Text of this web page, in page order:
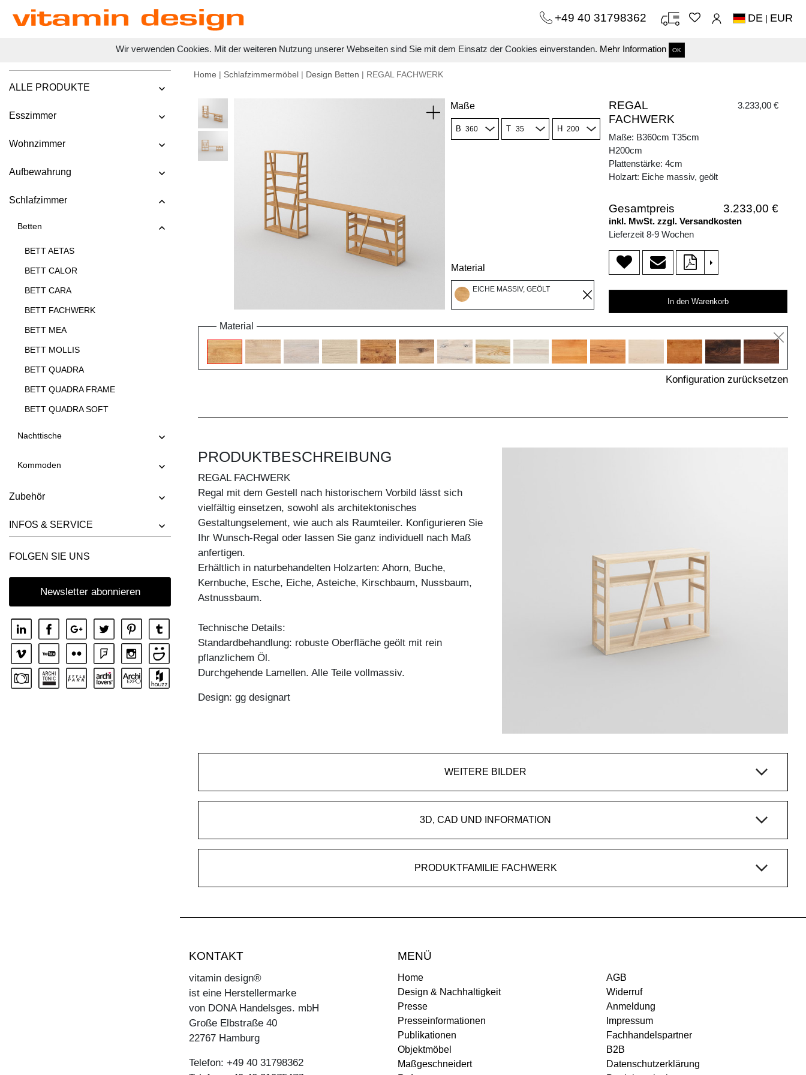
Wir verwenden Cookies. Mit der weiteren Nutzung unserer Webseiten sind Sie mit dem Einsatz der Cookies einverstanden. Mehr Information OK
+49 40 31798362 DE | EUR
ALLE PRODUKTE
Esszimmer
Wohnzimmer
Aufbewahrung
Schlafzimmer
Betten
BETT AETAS
BETT CALOR
BETT CARA
BETT FACHWERK
BETT MEA
BETT MOLLIS
BETT QUADRA
BETT QUADRA FRAME
BETT QUADRA SOFT
BETT TAURUS
Nachttische
Kommoden
Zubehör
INFOS & SERVICE
FOLGEN SIE UNS
Newsletter abonnieren
Home | Schlafzimmermöbel | Design Betten | REGAL FACHWERK
Maße
B T H
Material
EICHE MASSIV, GEÖLT
REGAL
FACHWERK
3.233,00 €
Maße: B360cm T35cm
H200cm
Plattenstärke: 4cm
Holzart: Eiche massiv, geölt
Gesamtpreis 3.233,00 €
inkl. MwSt. zzgl. Versandkosten
Lieferzeit 8-9 Wochen
>
In den Warenkorb
Material
Konfiguration zurücksetzen
PRODUKTBESCHREIBUNG
REGAL FACHWERK
Regal mit dem Gestell nach historischem Vorbild lässt sich
vielfältig einsetzen, sowohl als architektonisches
Gestaltungselement, wie auch als Raumteiler. Konfigurieren Sie
Ihr Wunsch-Regal oder lassen Sie ganz individuell nach Maß
anfertigen.
Erhältlich in naturbehandelten Holzarten: Ahorn, Buche,
Kernbuche, Esche, Eiche, Asteiche, Kirschbaum, Nussbaum,
Astnussbaum.
Technische Details:
Standardbehandlung: robuste Oberfläche geölt mit rein
pflanzlichem Öl.
Durchgehende Lamellen. Alle Teile vollmassiv.
Design: gg designart
WEITERE BILDER
3D, CAD UND INFORMATION
PRODUKTFAMILIE FACHWERK
KONTAKT
vitamin design®
ist eine Herstellermarke
von DONA Handelsges. mbH
Große Elbstraße 40
22767 Hamburg
Telefon: +49 40 31798362
MENÜ
Home
Design & Nachhaltigkeit
Presse
Presseinformationen
Publikationen
Objektmöbel
Maßgeschneidert
AGB
Widerruf
Anmeldung
Impressum
Fachhandelspartner
B2B
Datenschutzerklärung